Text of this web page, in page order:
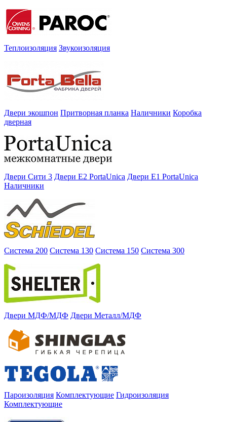
Теплоизоляция Звукоизоляция
Двери экошпон Притворная планка Наличники Коробка
дверная
Двери Сити 3 Двери E2 PortaUnica Двери E1 PortaUnica
Наличники
Система 200 Система 130 Система 150 Система 300
Двери МДФ/МДФ Двери Металл/МДФ
Пароизоляция Комплектующие Гидроизоляция
Комплектующие